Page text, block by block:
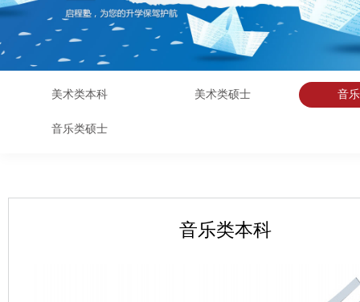
美术类本科 美术类硕士 音
音乐类硕士
音乐类本科